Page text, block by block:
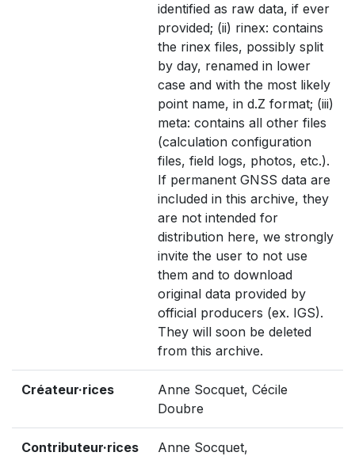
identified as raw data, if ever
provided; (ii) rinex: contains
the rinex files, possibly split
by day, renamed in lower
case and with the most likely
point name, in d.Z format; (iii)
meta: contains all other files
(calculation configuration
files, field logs, photos, etc.).
If permanent GNSS data are
included in this archive, they
are not intended for
distribution here, we strongly
invite the user to not use
them and to download
original data provided by
official producers (ex. IGS).
They will soon be deleted
from this archive.
Créateur·rices
Anne Socquet, Cécile
Doubre
Contributeur·rices
Anne Socquet,